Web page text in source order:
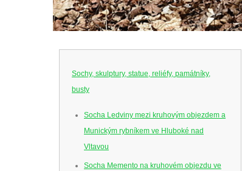
Sochy, skulptury, statue, reliéfy, památníky,
busty
Socha Ledviny mezi kruhovým objezdem a
Munickým rybníkem ve Hluboké nad
Vltavou
Socha Memento na kruhovém objezdu ve